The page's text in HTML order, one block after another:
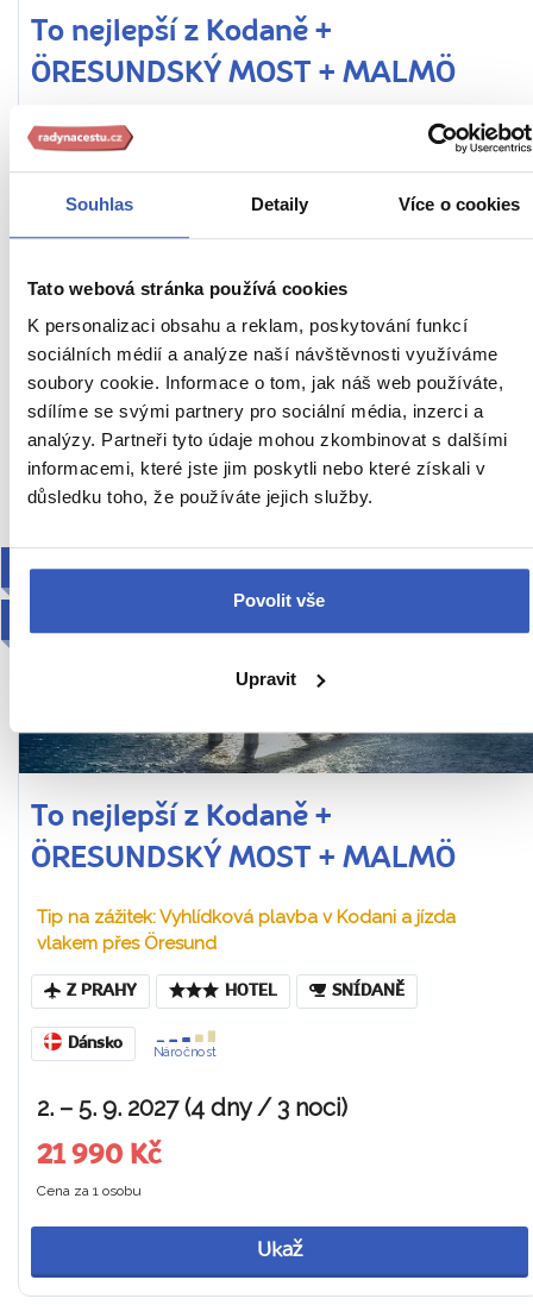
Souhlas Detaily Více o cookies
Tato webová stránka používá cookies
K personalizaci obsahu a reklam, poskytování funkcí
sociálních médií a analýze naší návštěvnosti využíváme
soubory cookie. Informace o tom, jak náš web používáte,
sdílíme se svými partnery pro sociální média, inzerci a
analýzy. Partneři tyto údaje mohou zkombinovat s dalšími
informacemi, které jste jim poskytli nebo které získali v
důsledku toho, že používáte jejich služby.
Povolit vše
Upravit
To nejlepší z Kodaně +
ÖRESUNDSKÝ MOST + MALMÖ
Tip na zážitek: Vyhlídková plavba v Kodani a jízda
vlakem přes Öresund
Z PRAHY HOTEL SNÍDANĚ
26. – 29. 8. 2027 (4 dny / 3 noci)
21 990 Kč
Cena za 1 osobu
Ukaž
ODDECHOVÝ
To nejlepší z Kodaně +
ÖRESUNDSKÝ MOST + MALMÖ
Tip na zážitek: Vyhlídková plavba v Kodani a jízda
vlakem přes Öresund
Z PRAHY HOTEL SNÍDANĚ
Dánsko
Náročnost
2. – 5. 9. 2027 (4 dny / 3 noci)
21 990 Kč
Cena za 1 osobu
Ukaž